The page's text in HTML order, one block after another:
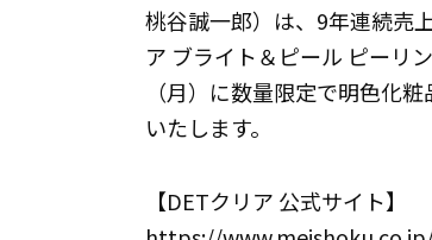
桃谷誠一郎）は、9年連続売
ア ブライト＆ピール ピーリ
（月）に数量限定で明色化
いたします。
【DETクリア 公式サイト】